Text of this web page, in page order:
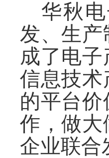
华秋
发、生产
成了电
信息技术
的平台
作，做大
企业联合